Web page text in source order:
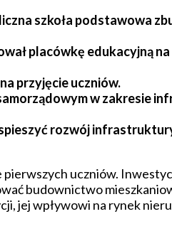
szkoła podstawowa
placówkę edukacyjną
przyjęcie uczniów.
w zakresie
rozwój
pierwszych uczniów.
budownictwo
jej wpływowi na rynek